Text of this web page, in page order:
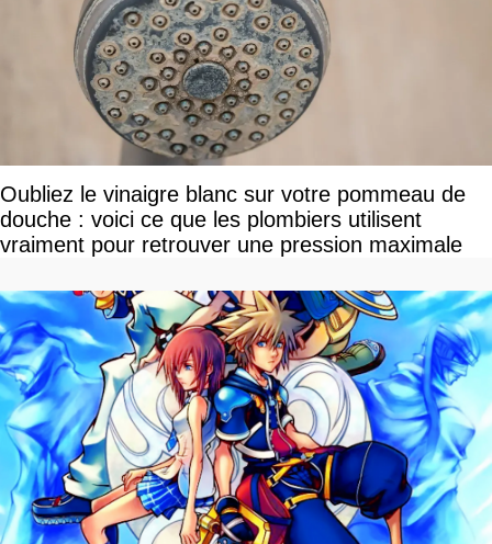
Oubliez le vinaigre blanc sur votre pommeau de
douche : voici ce que les plombiers utilisent
vraiment pour retrouver une pression maximale